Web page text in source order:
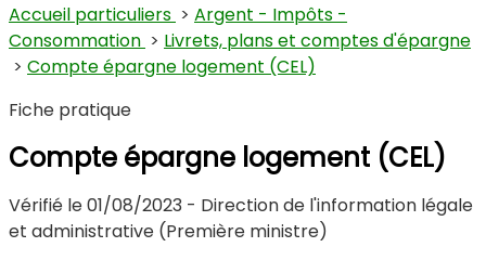
Beaumotte-lès-Pin
Accueil particuliers > Argent - Impôts -
Consommation > Livrets, plans et comptes d'épargne
> Compte épargne logement (CEL)
Fiche pratique
Compte épargne logement (CEL)
Vérifié le 01/08/2023 - Direction de l'information légale
et administrative (Première ministre)